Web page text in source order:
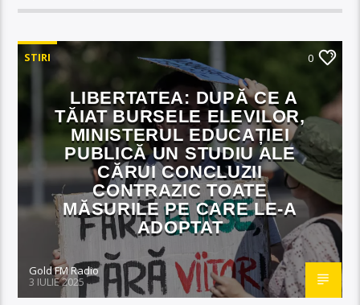
STIRI 0
LIBERTATEA: DUPĂ CE A
TĂIAT BURSELE ELEVILOR,
MINISTERUL EDUCAȚIEI
PUBLICĂ UN STUDIU ALE
CĂRUI CONCLUZII
CONTRAZIC TOATE
MĂSURILE PE CARE LE-A
ADOPTAT
Gold FM Radio
3 IULIE 2025